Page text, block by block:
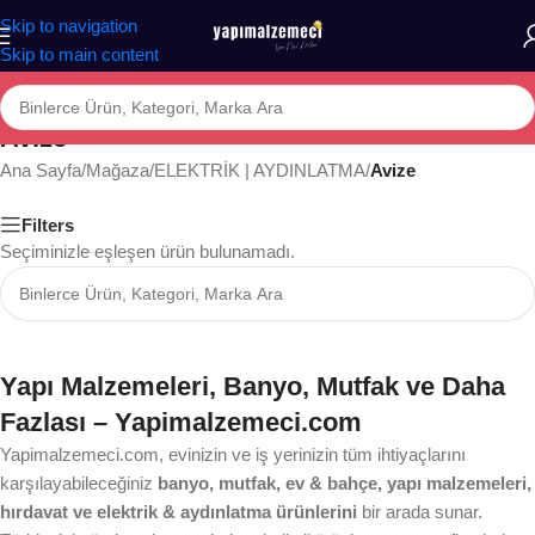
Skip to navigation
Skip to main content
Avize
Ana Sayfa/Mağaza/ELEKTRİK | AYDINLATMA/Avize
Filters
Seçiminizle eşleşen ürün bulunamadı.
Yapı Malzemeleri, Banyo, Mutfak ve Daha
Fazlası – Yapimalzemeci.com
Yapimalzemeci.com, evinizin ve iş yerinizin tüm ihtiyaçlarını
karşılayabileceğiniz banyo, mutfak, ev & bahçe, yapı malzemeleri,
hırdavat ve elektrik & aydınlatma ürünlerini bir arada sunar.